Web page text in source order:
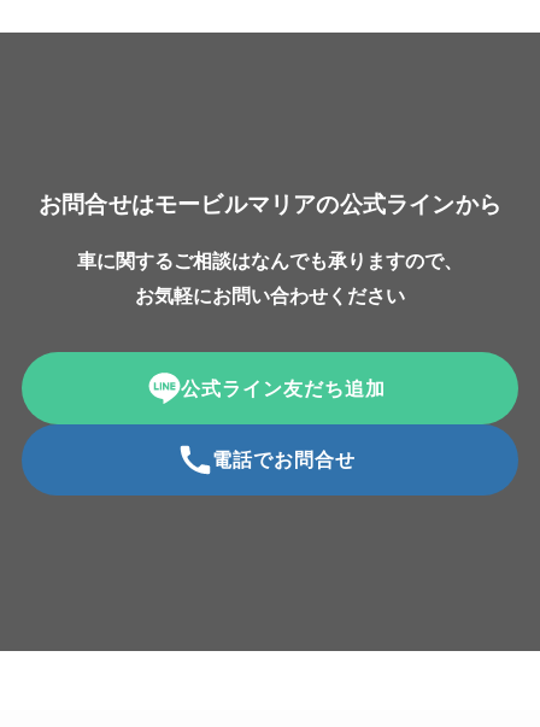
お問合せはモービルマリアの公式ラインから
車に関するご相談はなんでも承りますので、
お気軽にお問い合わせください
公式ライン友だち追加
電話でお問合せ